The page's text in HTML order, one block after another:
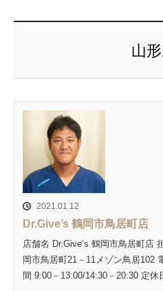
山
2021.01.12
Dr.Give’s 鶴岡市鳥居町店
店舗名 Dr.Give’s 鶴岡市鳥居町店
岡市鳥居町21－11メゾン鳥居102
間 9:00－13:00/14:30－20:30 定休